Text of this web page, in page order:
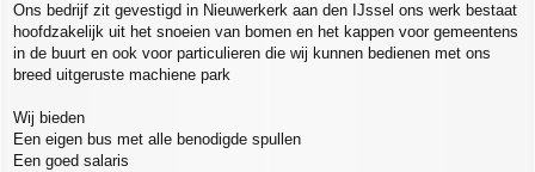
Ons bedrijf zit gevestigd in Nieuwerkerk aan den IJssel ons werk bestaat
hoofdzakelijk uit het snoeien van bomen en het kappen voor gemeentens
in de buurt en ook voor particulieren die wij kunnen bedienen met ons
breed uitgeruste machiene park
Wij bieden
Een eigen bus met alle benodigde spullen
Een goed salaris